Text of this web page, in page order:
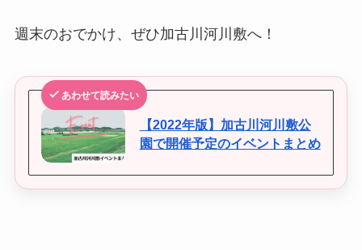
週末のおでかけ、ぜひ加古川河川敷へ！
あわせて読みたい
【2022年版】加古川河川敷公
園で開催予定のイベントまとめ